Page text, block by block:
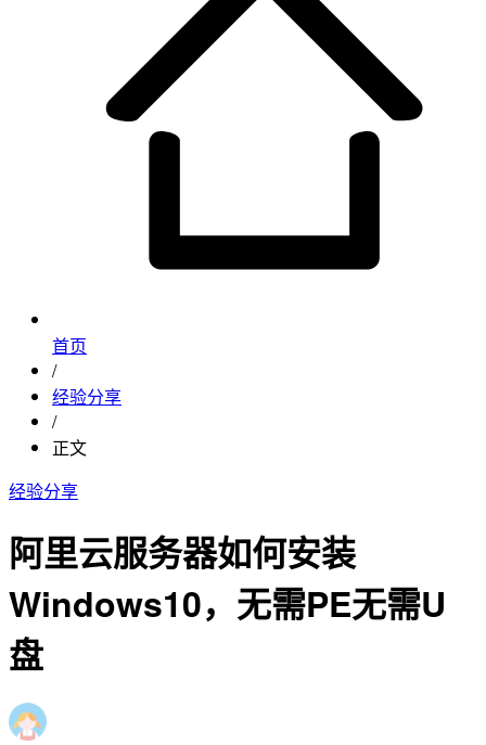
首页
/
经验分享
/
正文
经验分享
阿里云服务器如何安装
Windows10，无需PE无需U
盘